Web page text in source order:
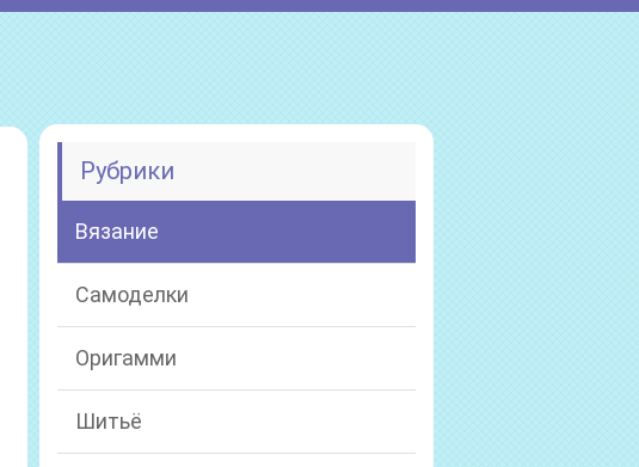
Рубрики
Вязание
Самоделки
Оригамми
Шитьё